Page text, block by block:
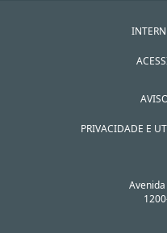
PRIVACIDADE E
Avenida